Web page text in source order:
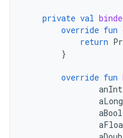
private val
override fun
return
}
override fun
anInt
aLong